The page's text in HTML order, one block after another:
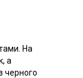
На
а
черного